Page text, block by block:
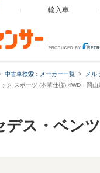
輸入車
中古車検索：メーカー一覧 メル
ク スポーツ (本革仕様) 4WD・岡
デス・ベン